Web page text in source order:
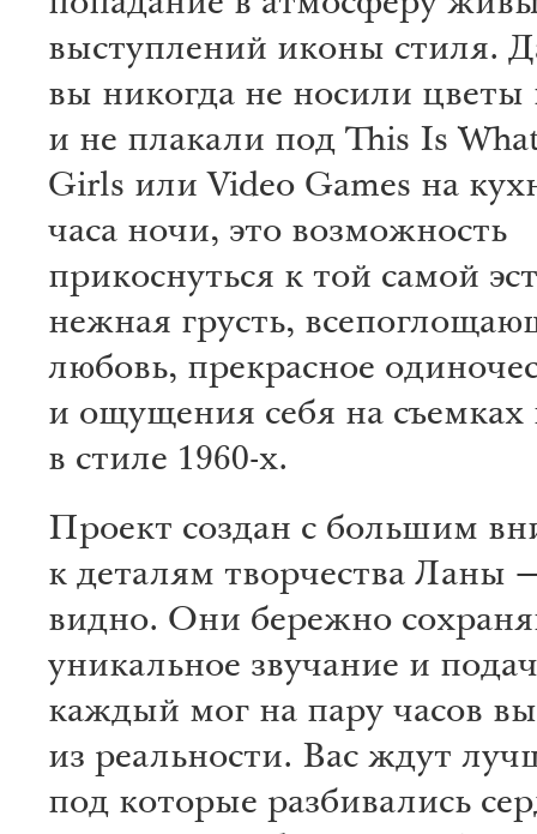
выступлений иконы стиля.
вы никогда не носили цветы
и не плакали под This Is
Girls или Video Games на
часа ночи, это возможность
прикоснуться к той самой
нежная грусть,
любовь, прекрасное
и ощущения себя на съемках
в стиле 1960-х.
Проект создан с большим
к деталям творчества Ланы
видно. Они бережно
уникальное звучание и
каждый мог на пару часов
из реальности. Вас ждут
под которые разбивались